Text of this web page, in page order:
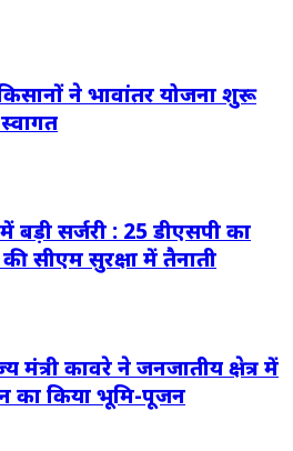
ने भावांतर योजना शुरू
सर्जरी : 25 डीएसपी का
सीएम सुरक्षा में तैनाती
मंत्री कावरे ने जनजातीय क्षेत्र में
किया भूमि-पूजन